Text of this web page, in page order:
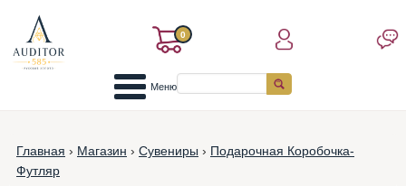
0
Меню
Главная › Магазин › Сувениры › Подарочная Коробочка-
Футляр